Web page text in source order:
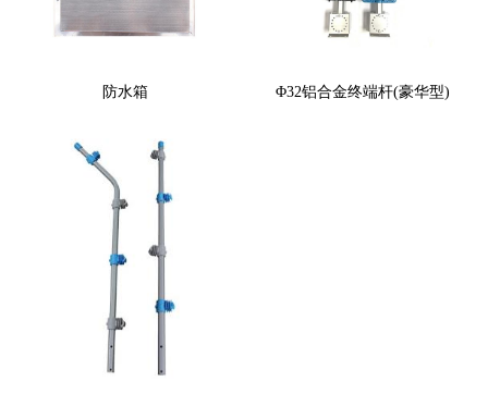
防水箱 Φ32铝合金终端杆(豪华型)